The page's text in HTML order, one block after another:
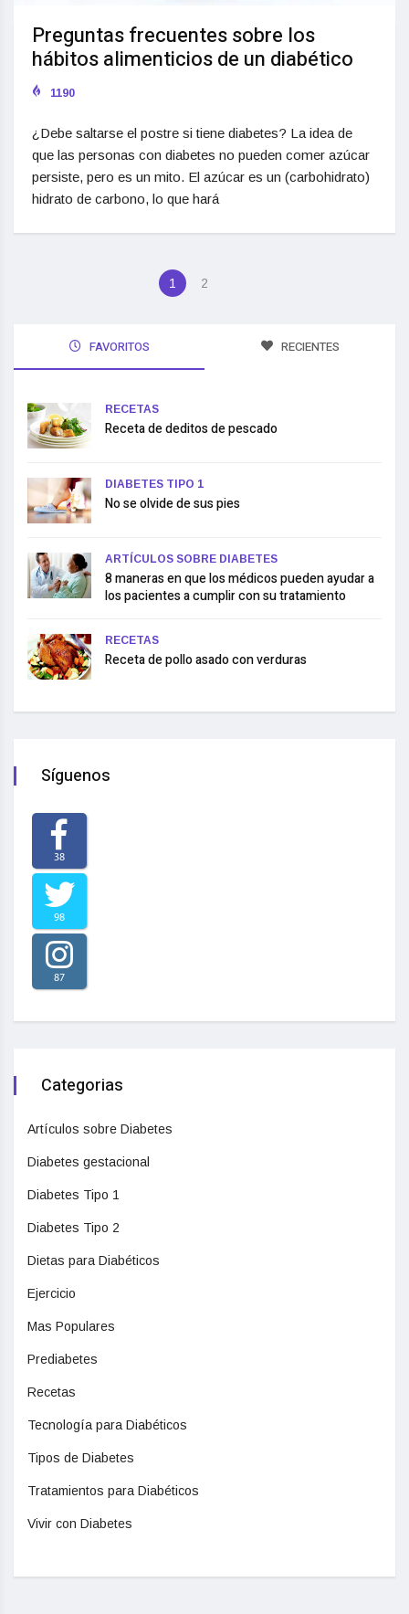
Preguntas frecuentes sobre los
hábitos alimenticios de un diabético
1190
¿Debe saltarse el postre si tiene diabetes? La idea de
que las personas con diabetes no pueden comer azúcar
persiste, pero es un mito. El azúcar es un (carbohidrato)
hidrato de carbono, lo que hará
1 2
FAVORITOS RECIENTES
RECETAS
Receta de deditos de pescado
DIABETES TIPO 1
No se olvide de sus pies
ARTÍCULOS SOBRE DIABETES
8 maneras en que los médicos pueden ayudar a
los pacientes a cumplir con su tratamiento
RECETAS
Receta de pollo asado con verduras
Síguenos
38
98
87
Categorias
Artículos sobre Diabetes
Diabetes gestacional
Diabetes Tipo 1
Diabetes Tipo 2
Dietas para Diabéticos
Ejercicio
Mas Populares
Prediabetes
Recetas
Tecnología para Diabéticos
Tipos de Diabetes
Tratamientos para Diabéticos
Vivir con Diabetes